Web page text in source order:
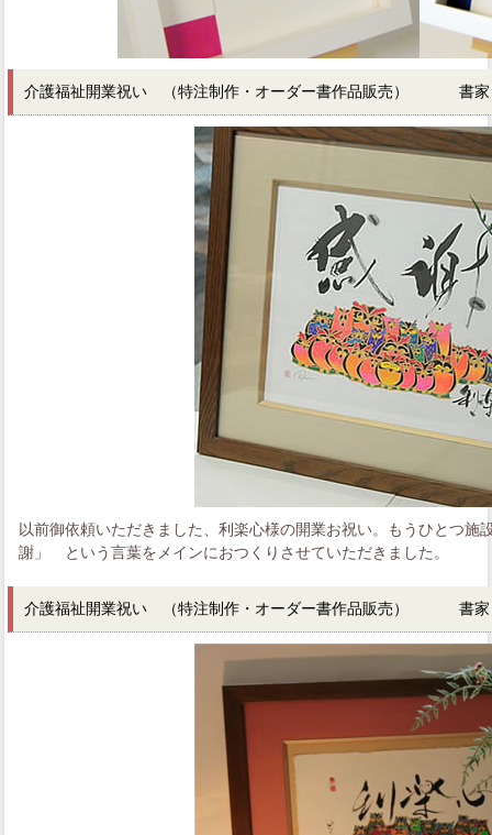
介護福祉開業祝い （特注制作・オーダー書作品販売） 書家
以前御依頼いただきました、利楽心様の開業お祝い。もうひとつ
謝」 という言葉をメインにおつくりさせていただきました。
介護福祉開業祝い （特注制作・オーダー書作品販売） 書家